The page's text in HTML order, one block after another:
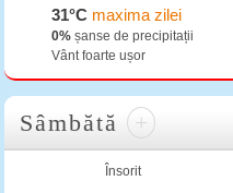
31°C maxima zilei
0% șanse de precipitații
Vânt foarte ușor
Sâmbătă +
Însorit